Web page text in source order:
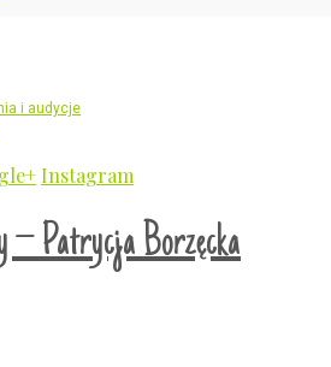
i audycje
Instagram